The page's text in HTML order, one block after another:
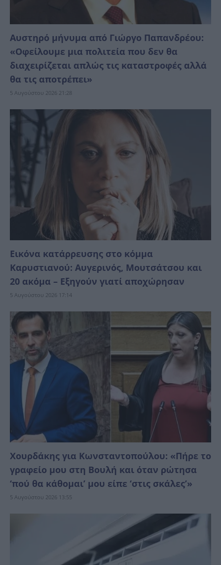
Αυστηρό μήνυμα από Γιώργο Παπανδρέου:
«Οφείλουμε μια πολιτεία που δεν θα
διαχειρίζεται απλώς τις καταστροφές αλλά
θα τις αποτρέπει»
5 Αυγούστου 2026 21:28
Εικόνα κατάρρευσης στο κόμμα
Καρυστιανού: Αυγερινός, Μουτσάτσου και
20 ακόμα – Eξηγούν γιατί αποχώρησαν
5 Αυγούστου 2026 17:14
Χουρδάκης για Κωνσταντοπούλου: «Πήρε το
γραφείο μου στη Βουλή και όταν ρώτησα
‘πού θα κάθομαι’ μου είπε ‘στις σκάλες’»
5 Αυγούστου 2026 13:55